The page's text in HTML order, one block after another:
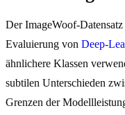
Der ImageWoof-
Evaluierung von Deep-
ähnlichere Klassen
subtilen Unterschieden
Grenzen der